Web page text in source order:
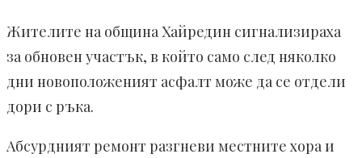
Жителите на община Хайредин сигнализираха
за обновен участък, в който само след няколко
дни новоположеният асфалт може да се отдели
дори с ръка.
Абсурдният ремонт разгневи местните хора и